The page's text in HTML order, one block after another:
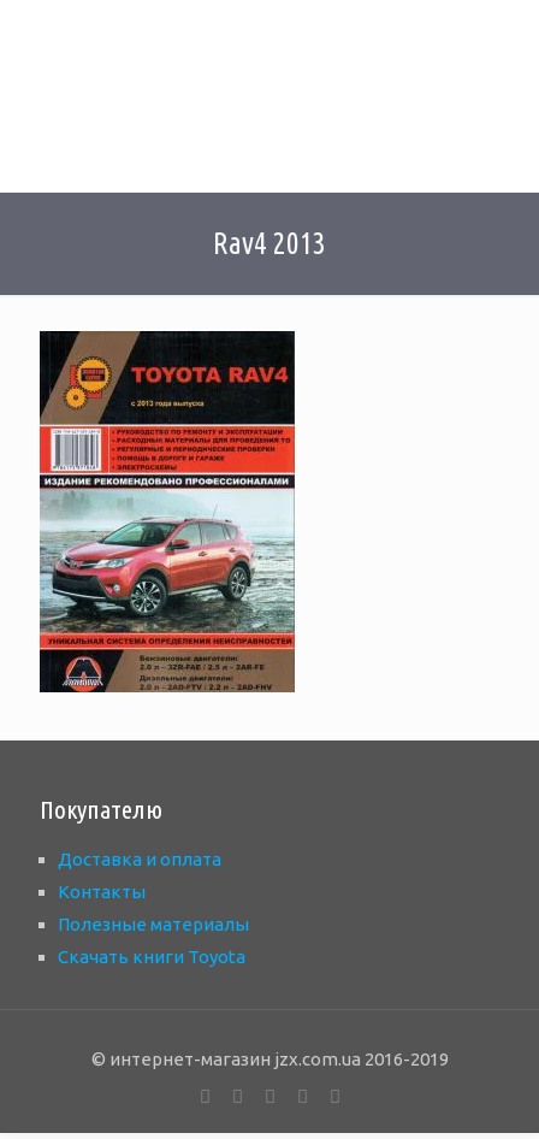
Rav4 2013
Покупателю
Доставка и оплата
Контакты
Полезные материалы
Скачать книги Toyota
© интернет-магазин jzx.com.ua 2016-2019